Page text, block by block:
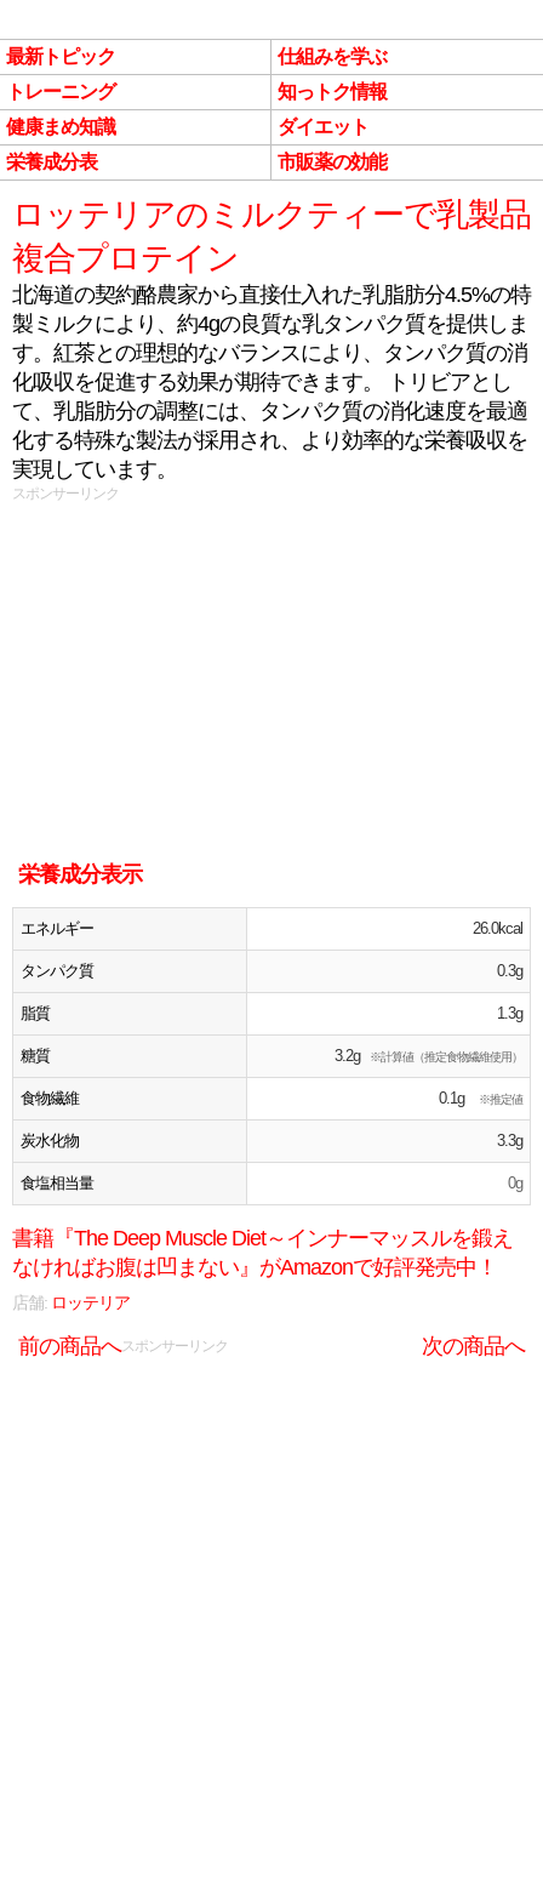
最新トピック
仕組みを学ぶ
トレーニング
知っトク情報
健康まめ知識
ダイエット
栄養成分表
市販薬の効能
ロッテリアのミルクティーで乳製品
複合プロテイン
北海道の契約酪農家から直接仕入れた乳脂肪分4.5%の特
製ミルクにより、約4gの良質な乳タンパク質を提供しま
す。紅茶との理想的なバランスにより、タンパク質の消
化吸収を促進する効果が期待できます。 トリビアとし
て、乳脂肪分の調整には、タンパク質の消化速度を最適
化する特殊な製法が採用され、より効率的な栄養吸収を
実現しています。
スポンサーリンク
栄養成分表示
エネルギー 26.0kcal
タンパク質 0.3g
脂質 1.3g
糖質 3.2g ※計算値（推定食物繊維使用）
食物繊維 0.1g ※推定値
炭水化物 3.3g
食塩相当量 0g
書籍『The Deep Muscle Diet～インナーマッスルを鍛え
なければお腹は凹まない』がAmazonで好評発売中！
店舗: ロッテリア
前の商品へ 次の商品へ
スポンサーリンク